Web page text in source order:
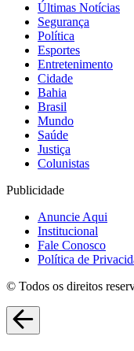
Últimas Notícias
Segurança
Política
Esportes
Entretenimento
Cidade
Bahia
Brasil
Mundo
Saúde
Justiça
Colunistas
Publicidade
Anuncie Aqui
Institucional
Fale Conosco
Política de
© Todos os direitos